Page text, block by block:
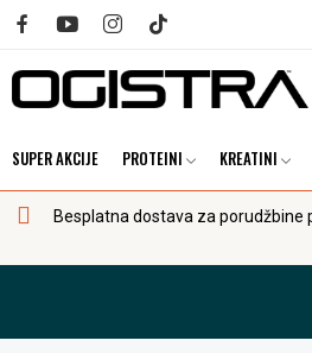
SUPER AKCIJE PROTEINI KREATINI
Besplatna dostava za porudžbine